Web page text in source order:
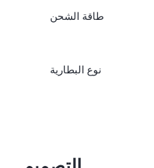
طاقة الشحن
نوع البطارية